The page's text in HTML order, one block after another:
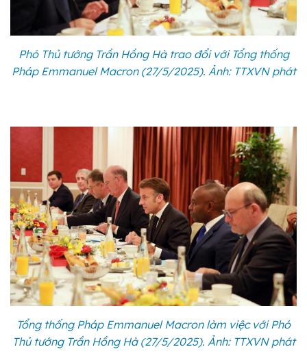
Phó Thủ tướng Trần Hồng Hà trao đổi với Tổng thống
Pháp Emmanuel Macron (27/5/2025). Ảnh: TTXVN phát
Tổng thống Pháp Emmanuel Macron làm việc với Phó
Thủ tướng Trần Hồng Hà (27/5/2025). Ảnh: TTXVN phát